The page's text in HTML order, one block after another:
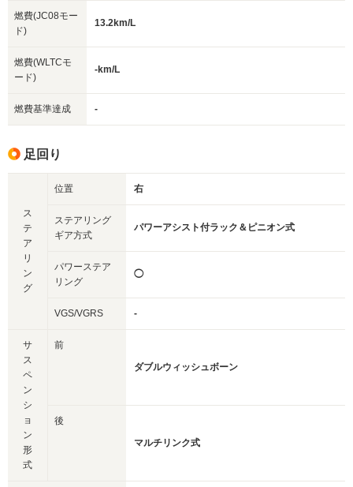
燃費(JC08モー
ド)
13.2km/L
燃費(WLTCモ
ード)
-km/L
燃費基準達成 -
足回り
ス
テ
ア
リ
ン
グ
位置 右
ステアリング
ギア方式
パワーアシスト付ラック＆ピニオン式
パワーステア
リング
◯
VGS/VGRS -
サ
ス
ペ
ン
シ
ョ
ン
形
式
前
ダブルウィッシュボーン
後
マルチリンク式